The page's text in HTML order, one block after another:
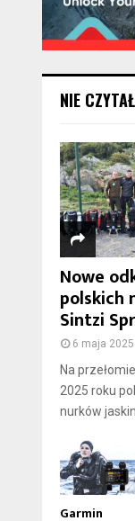
NIE
Nowe
polskich
Sintzi
6 maja 2025
Na
2025 roku
nurków
Garmin